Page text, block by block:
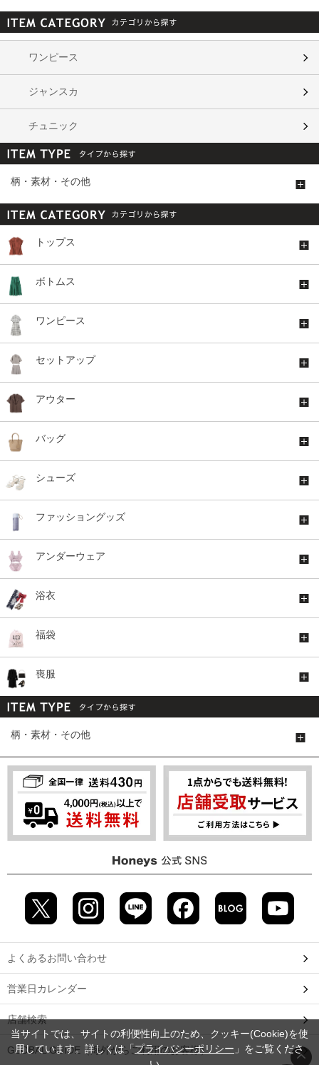
ワンピース
ジャンスカ
チュニック
柄・素材・その他
トップス
ボトムス
ワンピース
セットアップ
アウター
バッグ
シューズ
ファッショングッズ
アンダーウェア
浴衣
福袋
喪服
柄・素材・その他
よくあるお問い合わせ
営業日カレンダー
店舗検索
GLOBAL GUIDE（海外からご利用のお客様）
当サイトでは、サイトの利便性向上のため、クッキー(Cookie)を使
用しています。詳しくは「プライバシーポリシー 」をご覧くださ